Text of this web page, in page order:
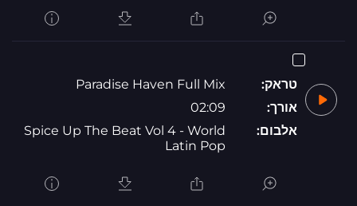
טראק:
Paradise Haven Full Mix
אורך:
02:09
אלבום:
Spice Up The Beat Vol 4 - World
Latin Pop